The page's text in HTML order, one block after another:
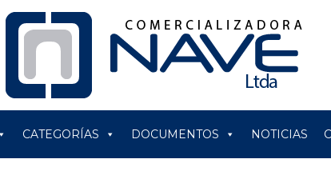
CATEGORÍAS DOCUMENTOS NOTICIAS